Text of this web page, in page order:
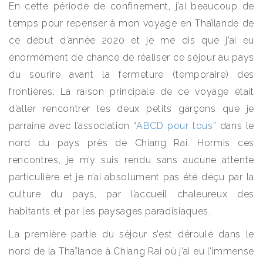
En cette période de confinement, j’ai beaucoup de
temps pour repenser à mon voyage en Thaïlande de
ce début d’année 2020 et je me dis que j’ai eu
énormément de chance de réaliser ce séjour au pays
du sourire avant la fermeture (temporaire) des
frontières. La raison principale de ce voyage était
d’aller rencontrer les deux petits garçons que je
parraine avec l’association “ABCD pour tous” dans le
nord du pays près de Chiang Rai. Hormis ces
rencontres, je m’y suis rendu sans aucune attente
particulière et je n’ai absolument pas été déçu par la
culture du pays, par l’accueil chaleureux des
habitants et par les paysages paradisiaques.
La première partie du séjour s’est déroulé dans le
nord de la Thaïlande à Chiang Rai où j’ai eu l’immense